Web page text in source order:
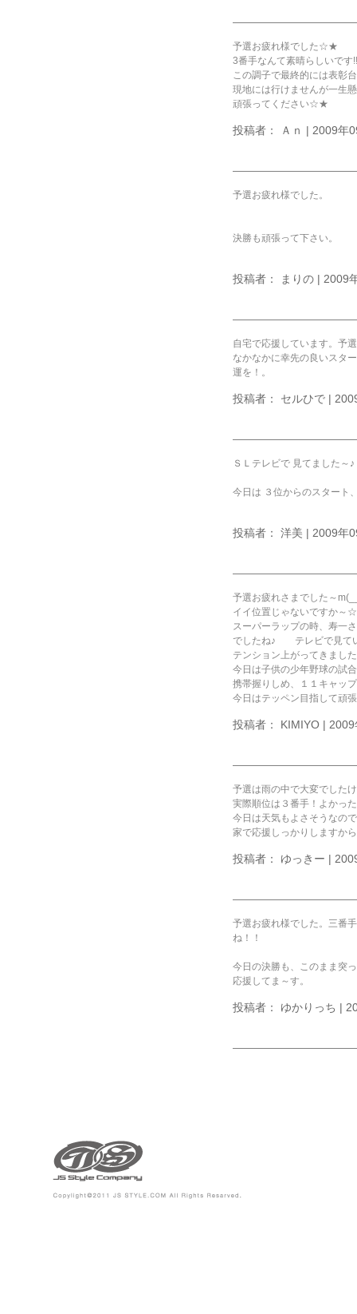
予選お疲れ様でした☆★
3番手なんて素晴らしいです!!
この調子で最終的には表彰
現地には行けませんが一生
頑張ってください☆★
投稿者： Ａｎ | 2009年
予選お疲れ様でした。
決勝も頑張って下さい。
投稿者： まりの | 2009
自宅で応援しています。予
なかなかに幸先の良いスタ
運を！。
投稿者： セルひで |
ＳＬテレビで 見てました～
今日は ３位からのスタート
投稿者： 洋美 | 2009年
予選お疲れさまでした～
イイ位置じゃないですか～☆
スーパーラップの時、寿一
でしたね♪ テレビで見て
テンション上がってきまし
今日は子供の少年野球の試
携帯握りしめ、１１キャッ
今日はテッペン目指して頑
投稿者： KIMIYO |
予選は雨の中で大変でした
実際順位は３番手！よかっ
今日は天気もよさそうなの
家で応援しっかりしますか
投稿者： ゆっきー |
予選お疲れ様でした。三番
ね！！
今日の決勝も、このまま突
応援してま～す。
投稿者： ゆかりっち |